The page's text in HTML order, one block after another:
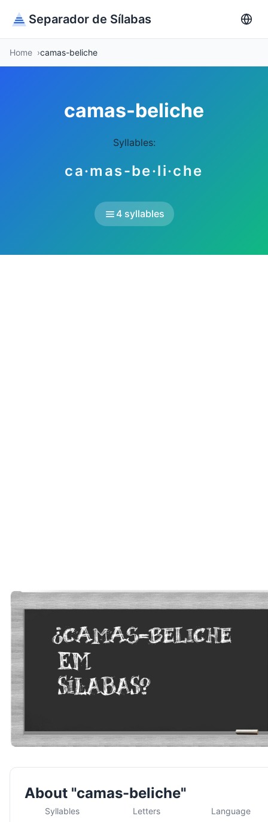
Separador de Sílabas
Home camas-beliche
camas-beliche
Syllables:
ca·mas-be·li·che
4 syllables
About "camas-beliche"
Syllables Letters Language